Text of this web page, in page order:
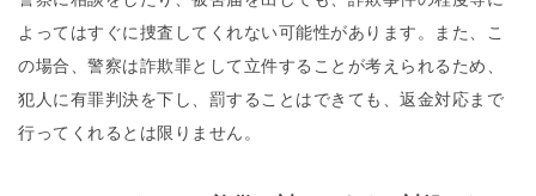
よってはすぐに捜査してくれない可能性があります。また、こ
の場合、警察は詐欺罪として立件することが考えられるため、
犯人に有罪判決を下し、罰することはできても、返金対応まで
行ってくれるとは限りません。